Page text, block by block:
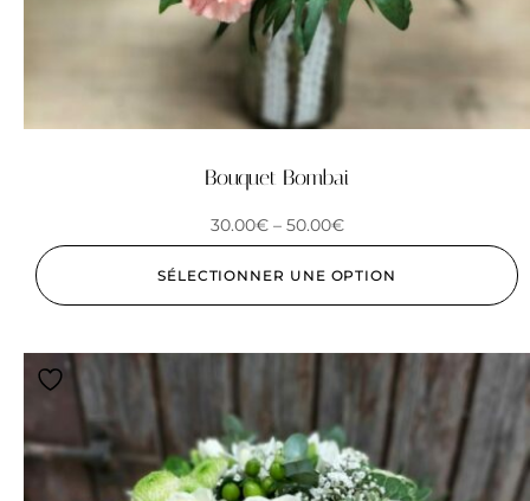
Bouquet Bombai
30.00€– 50.00€
SÉLECTIONNER UNE OPTION